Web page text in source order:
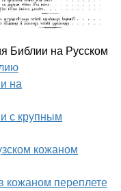
Библии на Русском
на
с крупным
кожаном
кожаном переплете